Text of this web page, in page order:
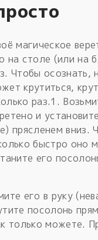
магическое
на столе (или на
Чтобы осознать,
крутиться,
раз.1.
и
прясленем вниз.
быстро оно
его
его в руку
посолонь
только можете.